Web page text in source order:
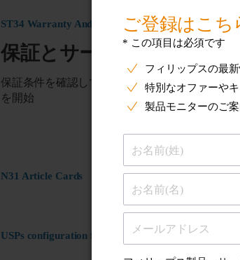
ST34 Warranty And Service
保証とサービス
保証条件を確認して製品の交換または保証
を開始
N31 Article Cards
USPs configuration for ST17 Register-now component